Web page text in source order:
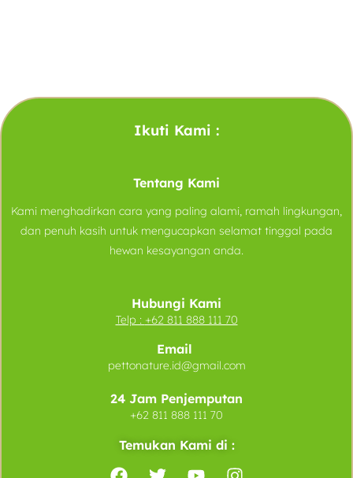
Ikuti Kami :
Tentang Kami
Kami menghadirkan cara yang paling alami, ramah lingkungan,
dan penuh kasih untuk mengucapkan selamat tinggal pada
hewan kesayangan anda.
Hubungi Kami
Telp : +62 811 888 111 70
Email
pettonature.id@gmail.com
24 Jam Penjemputan
+62 811 888 111 70
Temukan Kami di :